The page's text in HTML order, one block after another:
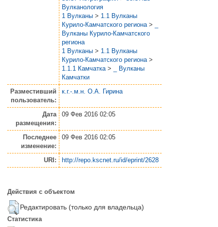
Вулканология
1 Вулканы > 1.1 Вулканы
Курило-Камчатского региона >
Вулканы Курило-Камчатского
региона
1 Вулканы > 1.1 Вулканы
Курило-Камчатского региона >
1.1.1 Камчатка >
_ Вулканы
Камчатки
Разместивший
пользователь:
к.г.-.м.н. О.А. Гирина
Дата
размещения:
09 Фев 2016 02:05
Последнее
изменение:
09 Фев 2016 02:05
URI: http://repo.kscnet.ru/id/eprint/2628
Действия с объектом
Редактировать (только для владельца)
Статистика